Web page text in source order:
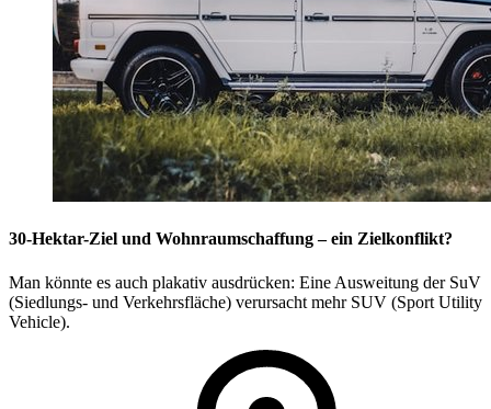
30-Hektar-Ziel und Wohnraumschaffung – ein Zielkonflikt?
Man könnte es auch plakativ ausdrücken: Eine Ausweitung der SuV
(Siedlungs- und Verkehrsfläche) verursacht mehr SUV (Sport Utility
Vehicle).